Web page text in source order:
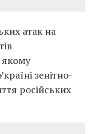
атак на
якому
зенітно-
російських